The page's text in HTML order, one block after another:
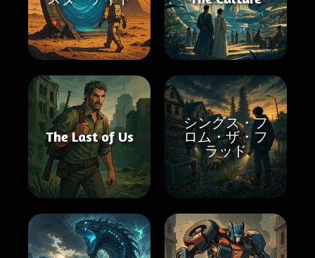
The Last of Us
シングス・フ
ロム・ザ・フ
ラッド